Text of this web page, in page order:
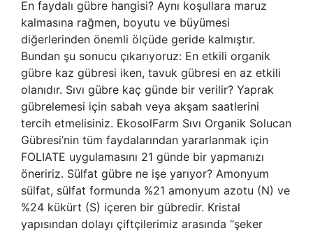
En faydalı gübre hangisi? Aynı koşullara maruz
kalmasına rağmen, boyutu ve büyümesi
diğerlerinden önemli ölçüde geride kalmıştır.
Bundan şu sonucu çıkarıyoruz: En etkili organik
gübre kaz gübresi iken, tavuk gübresi en az etkili
olanıdır. Sıvı gübre kaç günde bir verilir? Yaprak
gübrelemesi için sabah veya akşam saatlerini
tercih etmelisiniz. EkosolFarm Sıvı Organik Solucan
Gübresi’nin tüm faydalarından yararlanmak için
FOLIATE uygulamasını 21 günde bir yapmanızı
öneririz. Sülfat gübre ne işe yarıyor? Amonyum
sülfat, sülfat formunda %21 amonyum azotu (N) ve
%24 kükürt (S) içeren bir gübredir. Kristal
yapısından dolayı çiftçilerimiz arasında “şeker